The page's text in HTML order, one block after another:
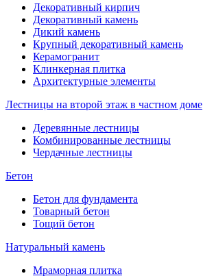
Декоративный кирпич
Декоративный камень
Дикий камень
Крупный декоративный камень
Керамогранит
Клинкерная плитка
Архитектурные элементы
Лестницы на второй этаж в частном доме
Деревянные лестницы
Комбинированные лестницы
Чердачные лестницы
Бетон
Бетон для фундамента
Товарный бетон
Тощий бетон
Натуральный камень
Мраморная плитка